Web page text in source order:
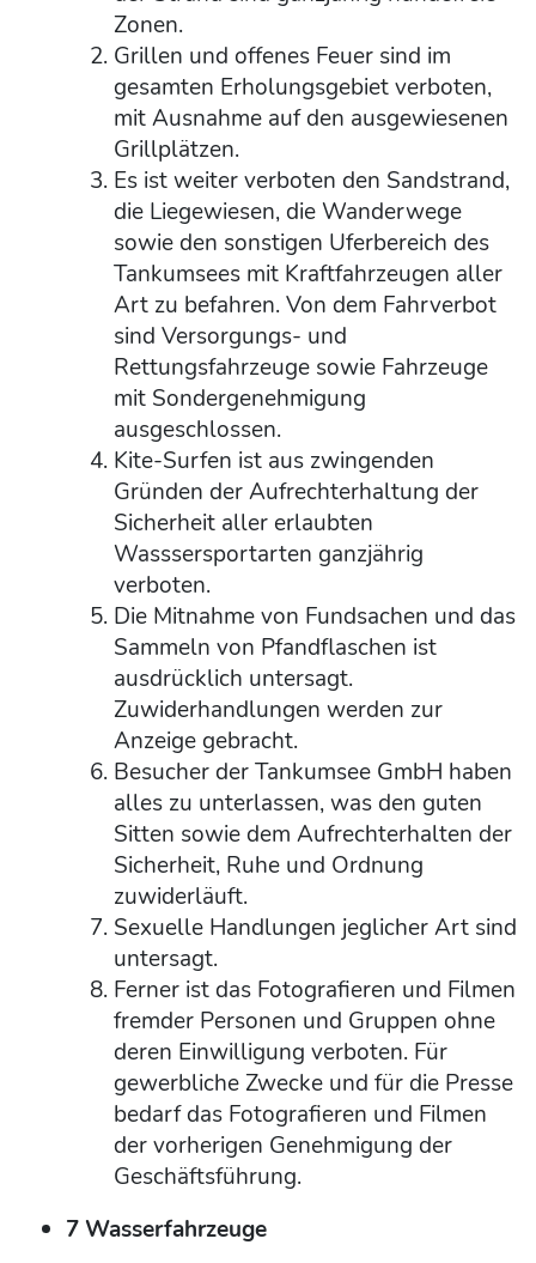
Zonen.
Grillen und offenes Feuer sind im
gesamten Erholungsgebiet verboten,
mit Ausnahme auf den ausgewiesenen
Grillplätzen.
Es ist weiter verboten den Sandstrand,
die Liegewiesen, die Wanderwege
sowie den sonstigen Uferbereich des
Tankumsees mit Kraftfahrzeugen aller
Art zu befahren. Von dem Fahrverbot
sind Versorgungs- und
Rettungsfahrzeuge sowie Fahrzeuge
mit Sondergenehmigung
ausgeschlossen.
Kite-Surfen ist aus zwingenden
Gründen der Aufrechterhaltung der
Sicherheit aller erlaubten
Wasssersportarten ganzjährig
verboten.
Die Mitnahme von Fundsachen und das
Sammeln von Pfandflaschen ist
ausdrücklich untersagt.
Zuwiderhandlungen werden zur
Anzeige gebracht.
Besucher der Tankumsee GmbH haben
alles zu unterlassen, was den guten
Sitten sowie dem Aufrechterhalten der
Sicherheit, Ruhe und Ordnung
zuwiderläuft.
Sexuelle Handlungen jeglicher Art sind
untersagt.
Ferner ist das Fotografieren und Filmen
fremder Personen und Gruppen ohne
deren Einwilligung verboten. Für
gewerbliche Zwecke und für die Presse
bedarf das Fotografieren und Filmen
der vorherigen Genehmigung der
Geschäftsführung.
7 Wasserfahrzeuge